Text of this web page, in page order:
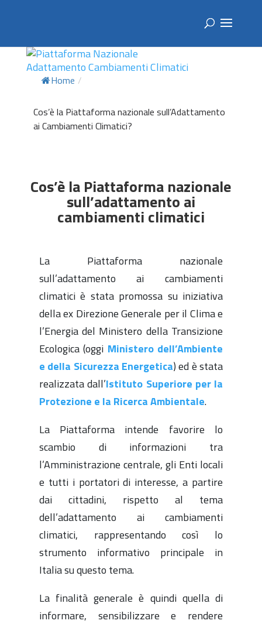
Home /
Cos’è la Piattaforma nazionale sull’Adattamento
ai Cambiamenti Climatici?
Cos’è la Piattaforma nazionale
sull’adattamento ai
cambiamenti climatici
La Piattaforma nazionale
sull’adattamento ai cambiamenti
climatici è stata promossa su iniziativa
della ex Direzione Generale per il Clima e
l’Energia del Ministero della Transizione
Ecologica(oggi Ministero dell’Ambiente
e della Sicurezza Energetica) ed è stata
realizzata dall’Istituto Superiore per la
Protezione e la Ricerca Ambientale.
La Piattaforma intende favorire lo
scambio di informazioni tra
l’Amministrazione centrale, gli Enti locali
e tutti i portatori di interesse, a partire
dai cittadini, rispetto al tema
dell’adattamento ai cambiamenti
climatici, rappresentando così lo
strumento informativo principale in
Italia su questo tema.
La finalità generale è quindi quella di
informare, sensibilizzare e rendere